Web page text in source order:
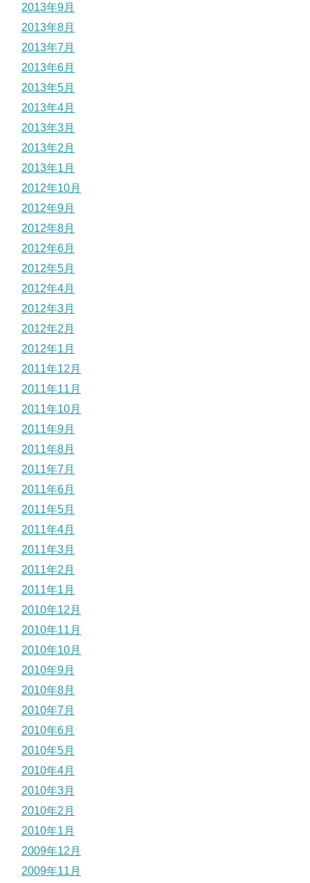
2013年9月
2013年8月
2013年7月
2013年6月
2013年5月
2013年4月
2013年3月
2013年2月
2013年1月
2012年10月
2012年9月
2012年8月
2012年6月
2012年5月
2012年4月
2012年3月
2012年2月
2012年1月
2011年12月
2011年11月
2011年10月
2011年9月
2011年8月
2011年7月
2011年6月
2011年5月
2011年4月
2011年3月
2011年2月
2011年1月
2010年12月
2010年11月
2010年10月
2010年9月
2010年8月
2010年7月
2010年6月
2010年5月
2010年4月
2010年3月
2010年2月
2010年1月
2009年12月
2009年11月